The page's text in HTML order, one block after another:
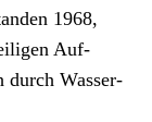
1968,
Auf­
durch Wasser­